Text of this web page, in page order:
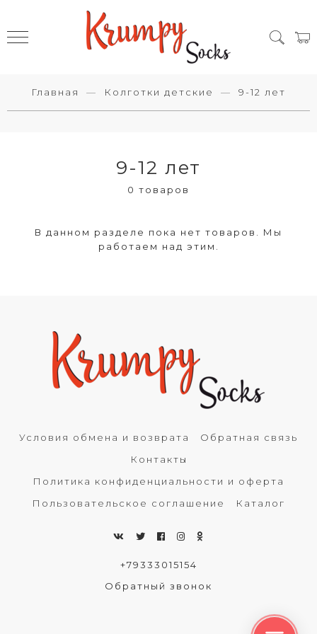
Главная Колготки детские 9-12 лет
9-12 лет
0 товаров
В данном разделе пока нет товаров. Мы
работаем над этим.
Условия обмена и возврата
Обратная связь
Контакты
Политика конфиденциальности и оферта
Пользовательское соглашение
Каталог
+79333015154
Обратный звонок